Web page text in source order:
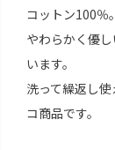
コットン100％。
やわらかく優
います。
洗って繰返し
コ商品です。